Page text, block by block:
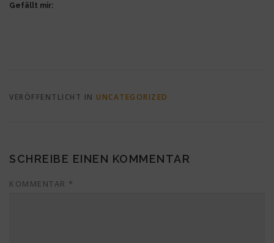
Gefällt mir:
VERÖFFENTLICHT IN UNCATEGORIZED
SCHREIBE EINEN KOMMENTAR
KOMMENTAR *